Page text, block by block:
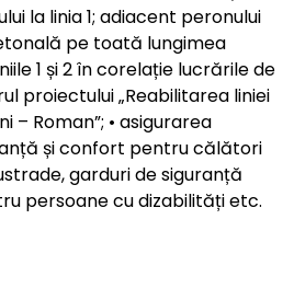
la linia 1; adiacent peronului
pe toată lungimea
1 și 2 în corelație lucrările de
proiectului „Reabilitarea liniei
– Roman”; • asigurarea
și confort pentru călători
garduri de siguranță
persoane cu dizabilități etc.